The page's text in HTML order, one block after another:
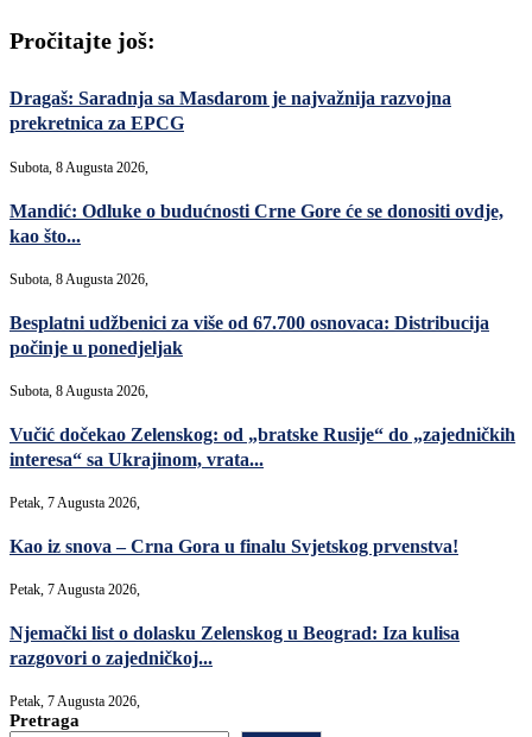
Pročitajte još:
Dragaš: Saradnja sa Masdarom je najvažnija razvojna
prekretnica za EPCG
Subota, 8 Augusta 2026,
Mandić: Odluke o budućnosti Crne Gore će se donositi ovdje,
kao što...
Subota, 8 Augusta 2026,
Besplatni udžbenici za više od 67.700 osnovaca: Distribucija
počinje u ponedjeljak
Subota, 8 Augusta 2026,
Vučić dočekao Zelenskog: od „bratske Rusije“ do „zajedničkih
interesa“ sa Ukrajinom, vrata...
Petak, 7 Augusta 2026,
Kao iz snova – Crna Gora u finalu Svjetskog prvenstva!
Petak, 7 Augusta 2026,
Njemački list o dolasku Zelenskog u Beograd: Iza kulisa
razgovori o zajedničkoj...
Petak, 7 Augusta 2026,
Pretraga